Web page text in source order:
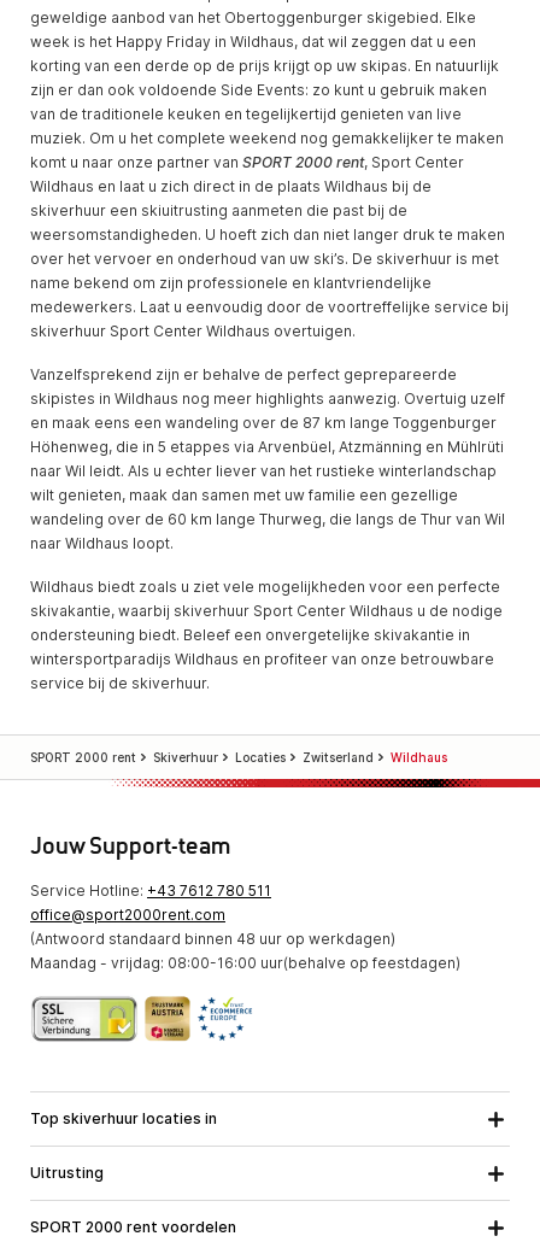
geweldige aanbod van het Obertoggenburger skigebied. Elke
week is het Happy Friday in Wildhaus, dat wil zeggen dat u een
korting van een derde op de prijs krijgt op uw skipas. En natuurlijk
zijn er dan ook voldoende Side Events: zo kunt u gebruik maken
van de traditionele keuken en tegelijkertijd genieten van live
muziek. Om u het complete weekend nog gemakkelijker te maken
komt u naar onze partner van SPORT 2000 rent, Sport Center
Wildhaus en laat u zich direct in de plaats Wildhaus bij de
skiverhuur een skiuitrusting aanmeten die past bij de
weersomstandigheden. U hoeft zich dan niet langer druk te maken
over het vervoer en onderhoud van uw ski’s. De skiverhuur is met
name bekend om zijn professionele en klantvriendelijke
medewerkers. Laat u eenvoudig door de voortreffelijke service bij
skiverhuur Sport Center Wildhaus overtuigen.
Vanzelfsprekend zijn er behalve de perfect geprepareerde
skipistes in Wildhaus nog meer highlights aanwezig. Overtuig uzelf
en maak eens een wandeling over de 87 km lange Toggenburger
Höhenweg, die in 5 etappes via Arvenbüel, Atzmänning en Mühlrüti
naar Wil leidt. Als u echter liever van het rustieke winterlandschap
wilt genieten, maak dan samen met uw familie een gezellige
wandeling over de 60 km lange Thurweg, die langs de Thur van Wil
naar Wildhaus loopt.
Wildhaus biedt zoals u ziet vele mogelijkheden voor een perfecte
skivakantie, waarbij skiverhuur Sport Center Wildhaus u de nodige
ondersteuning biedt. Beleef een onvergetelijke skivakantie in
wintersportparadijs Wildhaus en profiteer van onze betrouwbare
service bij de skiverhuur.
SPORT 2000 rent Skiverhuur Locaties Zwitserland Wildhaus
Jouw Support-team
Service Hotline: +43 7612 780 511
office@sport2000rent.com
(Antwoord standaard binnen 48 uur op werkdagen)
Maandag - vrijdag: 08:00-16:00 uur(behalve op feestdagen)
Top skiverhuur locaties in
Stiermarken
Uitrusting
SPORT 2000 rent voordelen